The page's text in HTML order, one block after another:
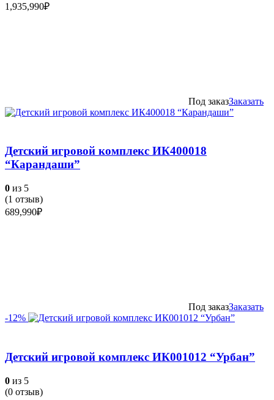
1,935,990₽
Под заказЗаказать
Детский игровой комплекс ИК400018
“Карандаши”
0 из 5
(1 отзыв)
689,990₽
Под заказЗаказать
-12%
Детский игровой комплекс ИК001012 “Урбан”
0 из 5
(0 отзыв)